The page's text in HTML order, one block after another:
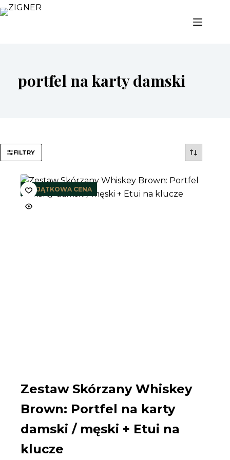
Przejdź
do
portfel na karty damski
FILTRY
WYJĄTKOWA CENA
Zestaw Skórzany Whiskey
Brown: Portfel na karty
damski / męski + Etui na
klucze